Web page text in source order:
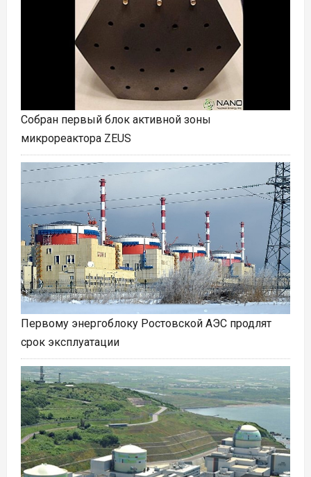
Собран первый блок активной зоны
микрореактора ZEUS
Первому энергоблоку Ростовской АЭС продлят
срок эксплуатации